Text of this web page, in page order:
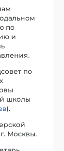
по
и
по
школы
).
Москвы.